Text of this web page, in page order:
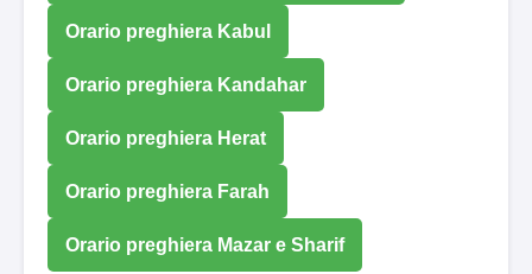
Orario preghiera Kabul
Orario preghiera Kandahar
Orario preghiera Herat
Orario preghiera Farah
Orario preghiera Mazar e Sharif